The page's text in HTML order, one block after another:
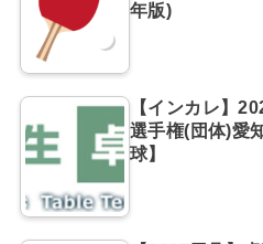
年版)
【インカレ】
選手権(団体)愛
球】